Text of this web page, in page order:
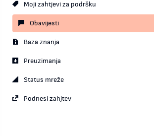
Moji zahtjevi za podršku
Obavijesti
Baza znanja
Preuzimanja
Status mreže
Podnesi zahjtev